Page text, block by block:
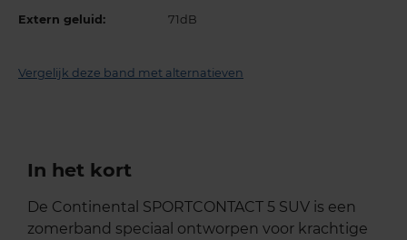
Extern geluid: 71dB
Vergelijk deze band met alternatieven
In het kort
De Continental SPORTCONTACT 5 SUV is een
zomerband speciaal ontworpen voor krachtige